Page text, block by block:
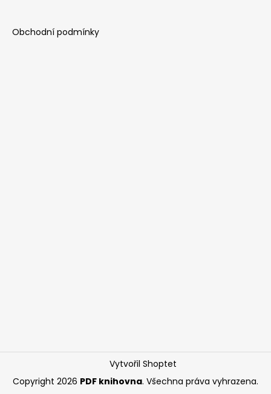
Obchodní podmínky
Vytvořil Shoptet
Copyright 2026 PDF knihovna. Všechna práva vyhrazena.